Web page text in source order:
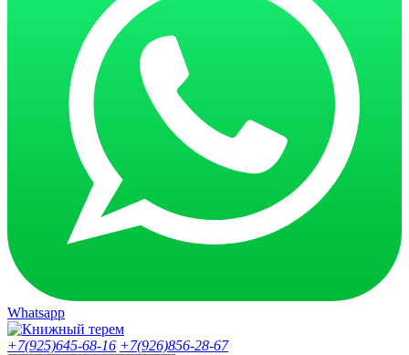
Whatsapp
+7(925)645-68-16 +7(926)856-28-67